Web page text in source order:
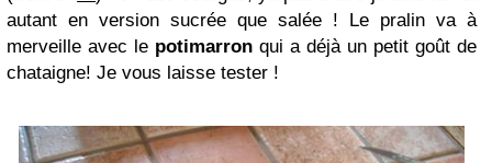
autant en version sucrée que salée ! Le pralin va à
merveille avec le potimarron qui a déjà un petit goût de
chataigne! Je vous laisse tester !